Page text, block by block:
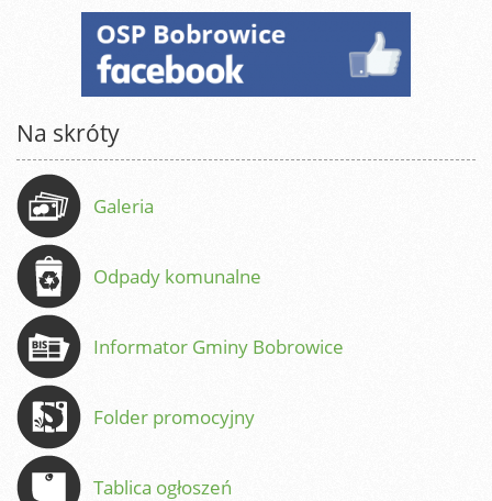
Na skróty
Galeria
Odpady komunalne
Informator Gminy Bobrowice
Folder promocyjny
Tablica ogłoszeń